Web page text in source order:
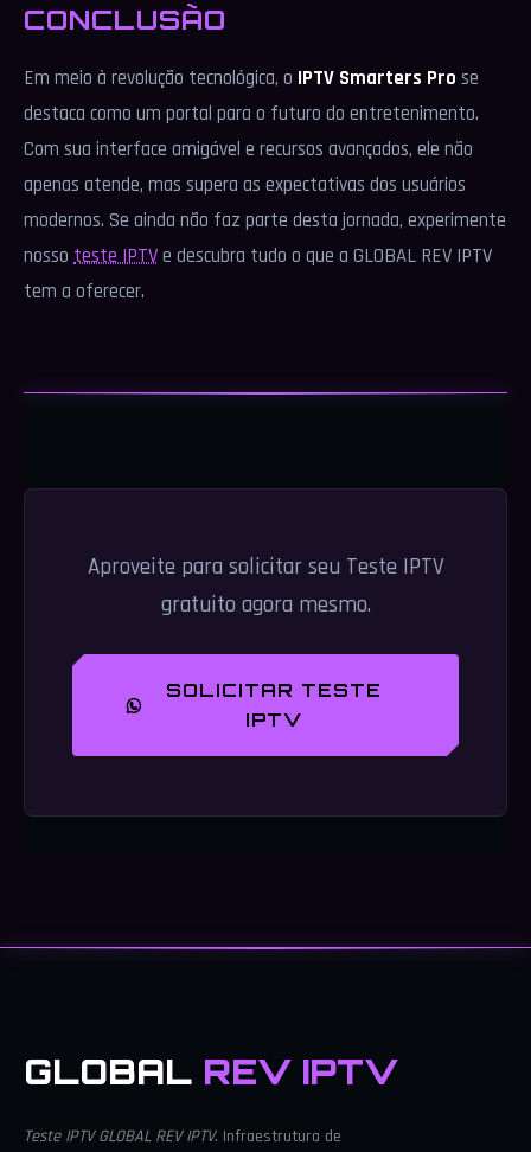
CONCLUSÃO
Em meio à revolução tecnológica, o IPTV Smarters Pro se
destaca como um portal para o futuro do entretenimento.
Com sua interface amigável e recursos avançados, ele não
apenas atende, mas supera as expectativas dos usuários
modernos. Se ainda não faz parte desta jornada, experimente
nosso teste IPTVe descubra tudo o que a GLOBAL REV IPTV
tem a oferecer.
Aproveite para solicitar seu Teste IPTV
gratuito agora mesmo.
SOLICITAR TESTE
IPTV
GLOBAL REV IPTV
Teste IPTV GLOBAL REV IPTV. Infraestrutura de